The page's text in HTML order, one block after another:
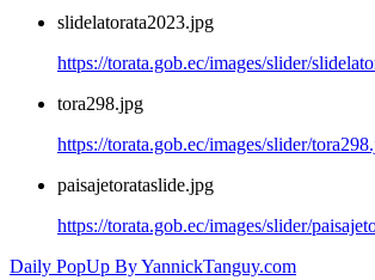
slidelatorata2023.jpg
https://torata.gob.ec/images/slider/
tora298.jpg
https://torata.gob.ec/images/slider/
paisajetorataslide.jpg
https://torata.gob.ec/images/slider/
Daily PopUp By YannickTanguy.com